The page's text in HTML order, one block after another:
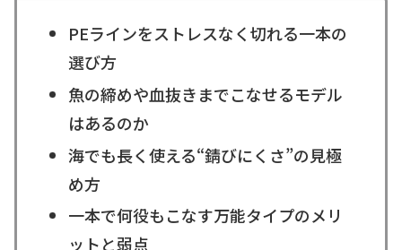
PEラインをストレスなく切れる一本の
選び方
魚の締めや血抜きまでこなせるモデル
はあるのか
海でも長く使える“錆びにくさ”の見極
め方
一本で何役もこなす万能タイプのメリ
ットと弱点